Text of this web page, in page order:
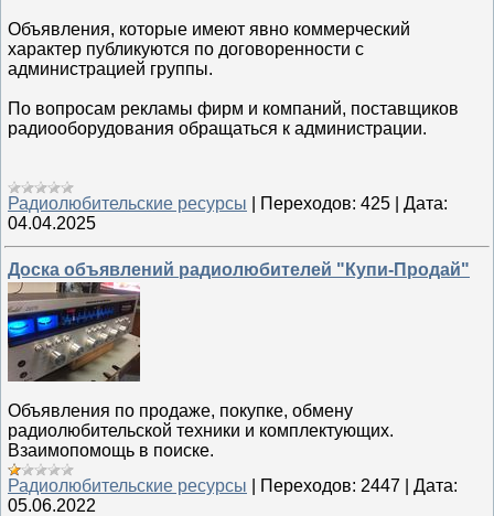
Объявления, которые имеют явно коммерческий
характер публикуются по договоренности с
администрацией группы.
По вопросам рекламы фирм и компаний, поставщиков
радиооборудования обращаться к администрации.
Радиолюбительские ресурсы Переходов: 425
Дата:
04.04.2025
Доска объявлений радиолюбителей "Купи-Продай"
Объявления по продаже, покупке, обмену
радиолюбительской техники и комплектующих.
Взаимопомощь в поиске.
Радиолюбительские ресурсы
Переходов: 2447
Дата:
05.06.2022